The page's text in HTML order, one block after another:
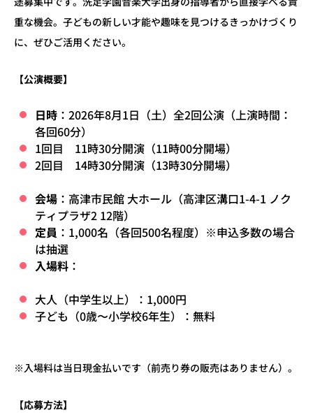
重な機会。子どもの新しい才能や趣味を見つけるきっかけづくり
に、ぜひご活用ください。
【公演概要】
日時 ： 2026年8月1日（土）全2回公演（上演時間：
各回60分）
1回目 11時30分開演（11時00分開場）
2回目 14時30分開演（13時30分開場）
会場 ：高津市民館 大ホール（高津区溝口1-4-1 ノク
ティプラザ2 12階）
定員 ： 1,000名（各回500名程度） ※申込多数の場合
は抽選
入場料 ：
大人（中学生以上）： 1,000円
子ども（0歳〜小学校6年生）：無料
※入場料は当日現金払いです（前売り券の販売はありません）。
【応募方法】